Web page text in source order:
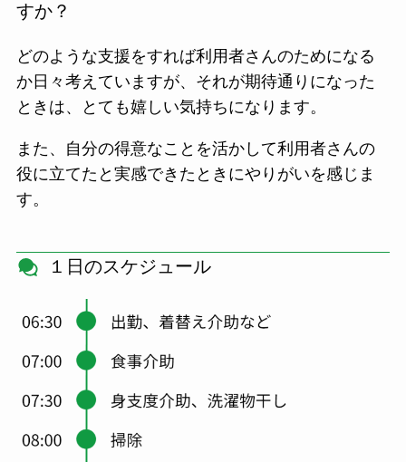
すか？
どのような支援をすれば利用者さんのためになる
か日々考えていますが、それが期待通りになった
ときは、とても嬉しい気持ちになります。
また、自分の得意なことを活かして利用者さんの
役に立てたと実感できたときにやりがいを感じま
す。
１日のスケジュール